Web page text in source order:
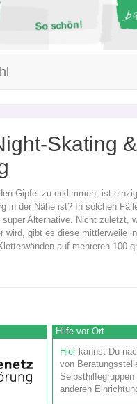
Skating &
Gipfel zu erklimmen, ist
in der Nähe ist? In solchen
super Alternative. Nicht zuletzt,
wird, gibt es diese mittlerweile
auf mehreren 100
Hilfe vor Ort
Hier kannst Du
von
Selbsthilfegruppen
anderen